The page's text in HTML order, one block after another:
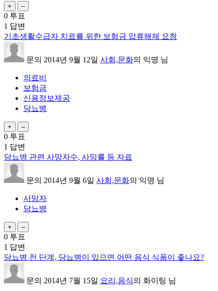
0 투표
1 답변
기초생활수급자 치료를 위한 보험금 압류해제 요청
문의 2014년 9월 12일 사회,문화의 익명 님
의료비
보험금
신용정보제공
당뇨병
0 투표
1 답변
당뇨병 관련 사망자수, 사망률 등 자료
문의 2014년 9월 6일 사회,문화의 익명 님
사망자
당뇨병
0 투표
1 답변
당뇨병 전 단계, 당뇨병이 있으면 어떤 음식 식품이 좋나요?
문의 2014년 7월 15일 요리,음식의 화이팅 님